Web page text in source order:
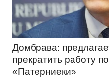
Домбрава:
прекратить работу
«Патерниеки»